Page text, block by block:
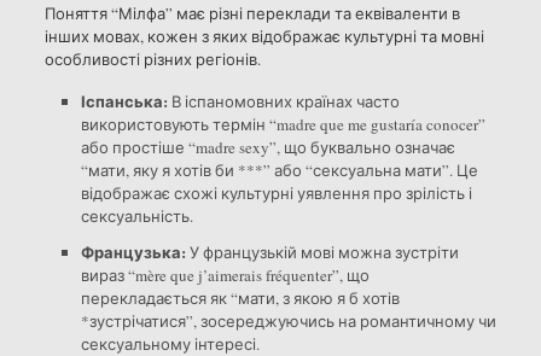
Поняття “Мілфа” має різні переклади та еквіваленти в
інших мовах, кожен з яких відображає культурні та мовні
особливості різних регіонів.
Іспанська: В іспаномовних країнах часто
використовують термін “madre que me gustaría conocer”
або простіше “madre sexy”, що буквально означає
“мати, яку я хотів би ***” або “сексуальна мати”. Це
відображає схожі культурні уявлення про зрілість і
сексуальність.
Французька: У французькій мові можна зустріти
вираз “mère que j’aimerais fréquenter”, що
перекладається як “мати, з якою я б хотів
*зустрічатися”, зосереджуючись на романтичному чи
сексуальному інтересі.